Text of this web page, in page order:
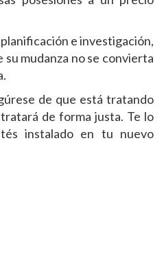
e investigación,
mudanza no se convierta
de que está tratando
de forma justa. Te lo
instalado en tu nuevo